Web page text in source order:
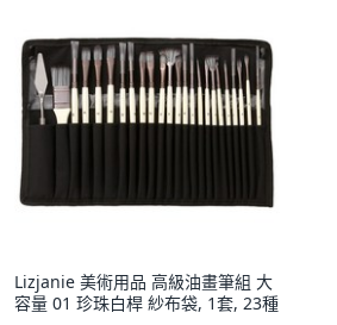
Lizjanie 美術用品 高級油畫筆組 大
容量 01 珍珠白桿 紗布袋, 1套, 23種